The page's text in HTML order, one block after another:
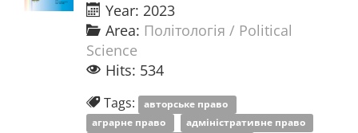
Year: 2023
Area: Політологія / Political
Science
Hits: 534
Tags: авторське право
аграрне право
адміністративне право